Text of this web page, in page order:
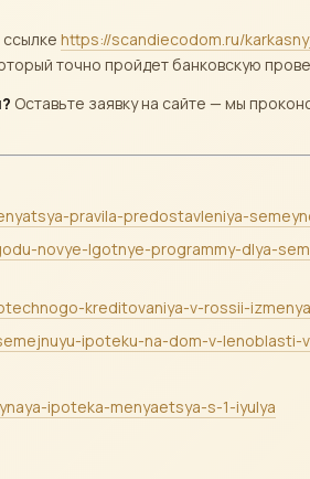
https://scandiecodom.ru/
точно пройдет банковскую
Оставьте заявку на сайте — мы
pravila-predostavleniya-
novye-lgotnye-programmy-dlya-
kreditovaniya-v-rossii-
ipoteku-na-dom-v-
ipoteka-menyaetsya-s-1-iyulya